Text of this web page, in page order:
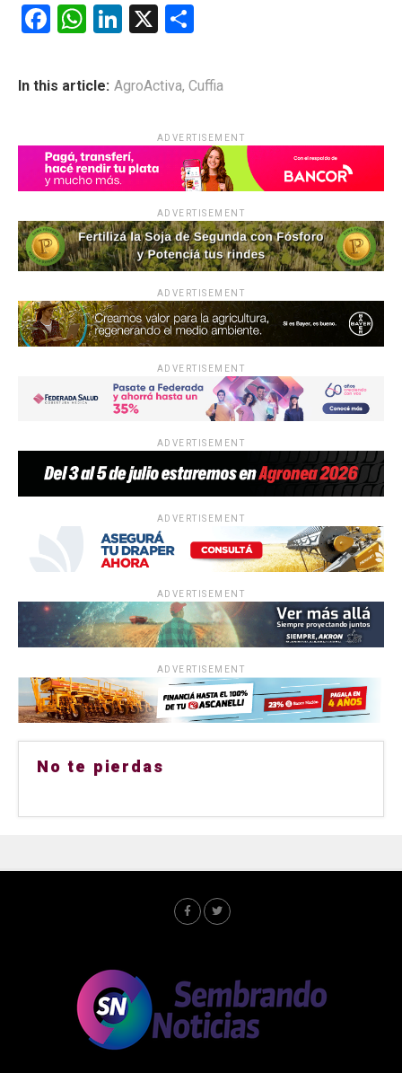
F
ce
o
k
W
at
p
p
Li
ke
dI
X
m
ar
tir
In this article: AgroActiva, Cuffia
ADVERTISEMENT
ADVERTISEMENT
ADVERTISEMENT
ADVERTISEMENT
ADVERTISEMENT
ADVERTISEMENT
ADVERTISEMENT
ADVERTISEMENT
No te pierdas